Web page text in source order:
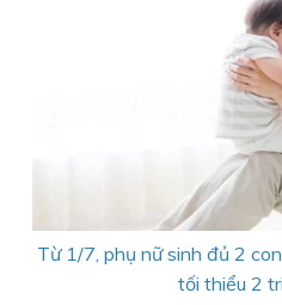
Từ 1/7, phụ nữ sinh đủ 2
tối thiểu 2